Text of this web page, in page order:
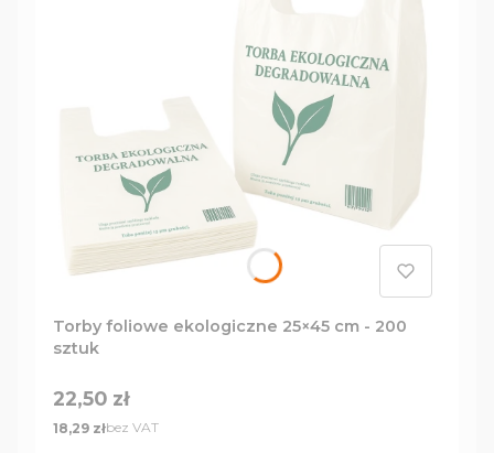
Torby foliowe ekologiczne 25×45 cm - 200
sztuk
Cena
22,50 zł
Cena
18,29 złbez VAT